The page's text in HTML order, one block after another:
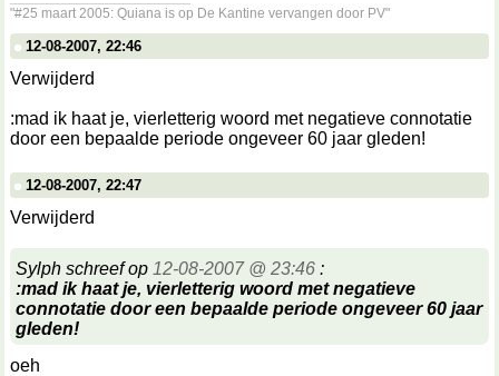
"#25 maart 2005: Quiana is op De Kantine vervangen door PV"
12-08-2007, 22:46
Verwijderd
:mad ik haat je, vierletterig woord met negatieve connotatie
door een bepaalde periode ongeveer 60 jaar gleden!
12-08-2007, 22:47
Verwijderd
Sylph schreef op 12-08-2007 @ 23:46 :
:mad ik haat je, vierletterig woord met negatieve
connotatie door een bepaalde periode ongeveer 60 jaar
gleden!
oeh